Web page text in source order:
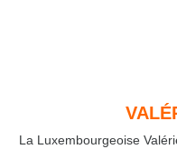
La Luxembourgeoise